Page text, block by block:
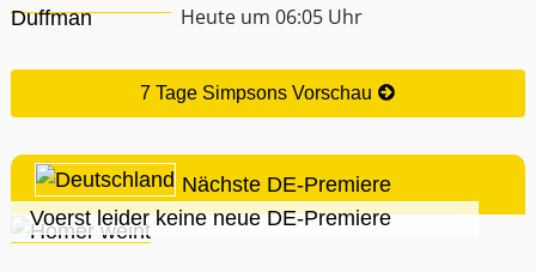
Heute um 06:05 Uhr
7 Tage Simpsons Vorschau
Nächste DE-Premiere
Voerst leider keine neue DE-Premiere